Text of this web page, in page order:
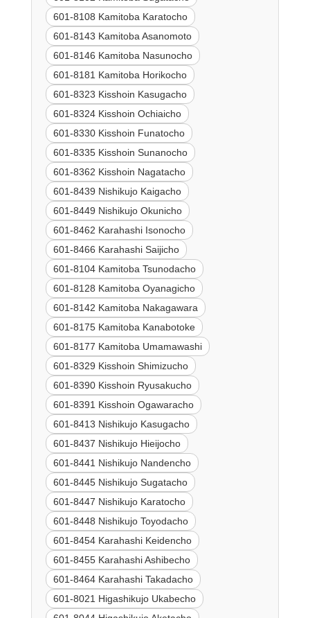
601-8108 Kamitoba Karatocho
601-8143 Kamitoba Asanomoto
601-8146 Kamitoba Nasunocho
601-8181 Kamitoba Horikocho
601-8323 Kisshoin Kasugacho
601-8324 Kisshoin Ochiaicho
601-8330 Kisshoin Funatocho
601-8335 Kisshoin Sunanocho
601-8362 Kisshoin Nagatacho
601-8439 Nishikujo Kaigacho
601-8449 Nishikujo Okunicho
601-8462 Karahashi Isonocho
601-8466 Karahashi Saijicho
601-8104 Kamitoba Tsunodacho
601-8128 Kamitoba Oyanagicho
601-8142 Kamitoba Nakagawara
601-8175 Kamitoba Kanabotoke
601-8177 Kamitoba Umamawashi
601-8329 Kisshoin Shimizucho
601-8390 Kisshoin Ryusakucho
601-8391 Kisshoin Ogawaracho
601-8413 Nishikujo Kasugacho
601-8437 Nishikujo Hieijocho
601-8441 Nishikujo Nandencho
601-8445 Nishikujo Sugatacho
601-8447 Nishikujo Karatocho
601-8448 Nishikujo Toyodacho
601-8454 Karahashi Keidencho
601-8455 Karahashi Ashibecho
601-8464 Karahashi Takadacho
601-8021 Higashikujo Ukabecho